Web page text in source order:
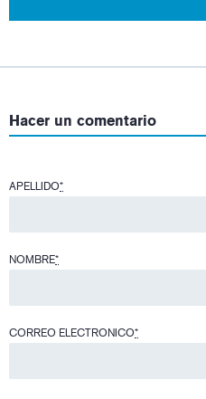
Hacer un comentario
APELLIDO*
NOMBRE*
CORREO ELECTRONICO*